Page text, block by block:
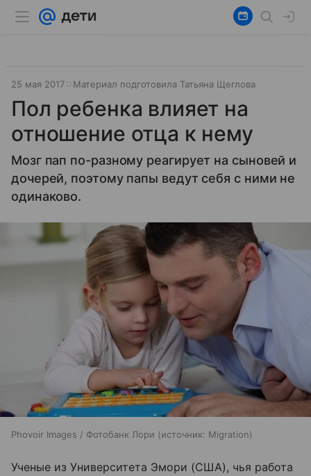
25 мая 2017 Материал подготовила Татьяна Щеглова
Пол ребенка влияет на
отношение отца к нему
Мозг пап по-разному реагирует на сыновей и
дочерей, поэтому папы ведут себя с ними не
одинаково.
Phovoir Images / Фотобанк Лори источник: Migration
Ученые из Университета Эмори (США), чья работа